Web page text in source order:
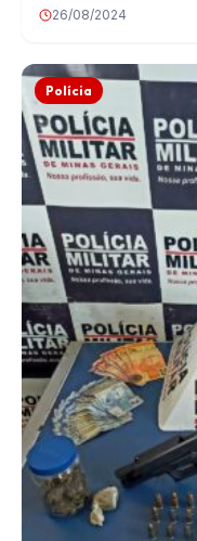
26/08/2024
Polícia